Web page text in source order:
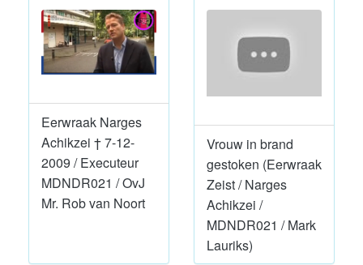
Eerwraak Narges
Achikzei † 7-12-
2009 / Executeur
MDNDR021 / OvJ
Mr. Rob van Noort
Vrouw in brand
gestoken (Eerwraak
Zeist / Narges
Achikzei /
MDNDR021 / Mark
Lauriks)